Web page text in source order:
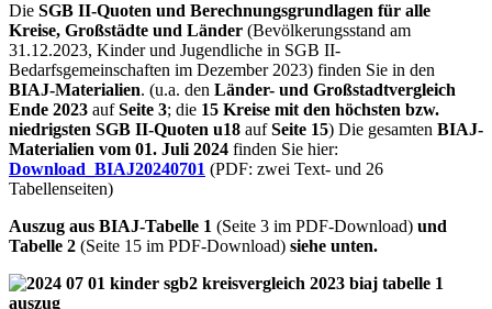
Die SGB II-Quoten und Berechnungsgrundlagen für alle
Kreise, Großstädte und Länder (Bevölkerungsstand am
31.12.2023, Kinder und Jugendliche in SGB II-
Bedarfsgemeinschaften im Dezember 2023) finden Sie in den
BIAJ-Materialien. (u.a. den Länder- und Großstadtvergleich
Ende 2023 aufSeite 3; die 15 Kreise mit den höchsten bzw.
niedrigsten SGB II-Quoten u18 aufSeite 15) Die gesamten BIAJ-
Materialien vom 01. Juli 2024 finden Sie hier:
Download_BIAJ20240701 (PDF: zwei Text- und 26
Tabellenseiten)
Auszug aus BIAJ-Tabelle 1 (Seite 3 im PDF-Download) und
Tabelle 2 (Seite 15 im PDF-Download) siehe unten.